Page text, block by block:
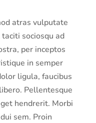
atras vulputate
sociosqu ad
per inceptos
in semper
ligula, faucibus
Pellentesque
hendrerit. Morbi
sem. Proin